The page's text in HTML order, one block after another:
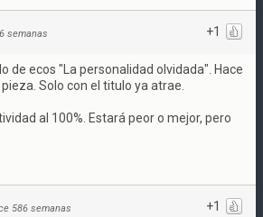
+1
semanas
de ecos "La personalidad olvidada". Hace
Solo con el titulo ya atrae.
al 100%. Estará peor o mejor, pero
+1
586 semanas